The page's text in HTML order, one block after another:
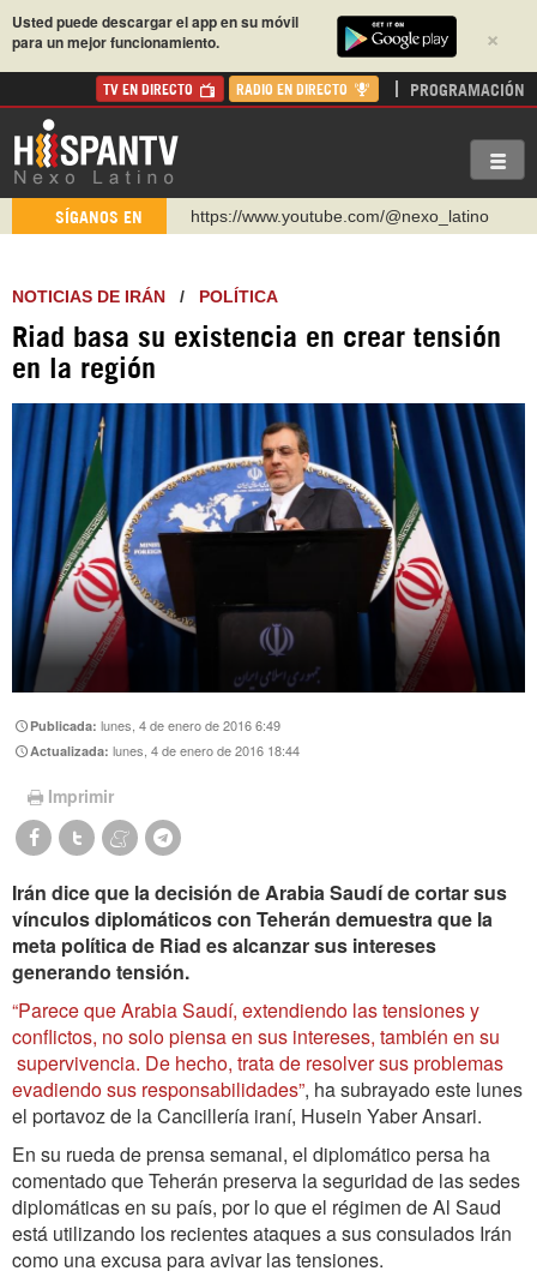
×
Usted puede descargar el app en su móvil
para un mejor funcionamiento.
TV EN DIRECTO RADIO EN DIRECTO PROGRAMACIÓN
SÍGANOS EN
https://www.youtube.com/@nexo_latino
https://t.me/hispantvcanal
https://urmedium.com/c/hispantv
https://www.facebook.com/Nexolatino.Canal
NOTICIAS DE IRÁN / POLÍTICA
Riad basa su existencia en crear tensión
en la región
Publicada:lunes, 4 de enero de 2016 6:49
Actualizada:lunes, 4 de enero de 2016 18:44
Imprimir
Irán dice que la decisión de Arabia Saudí de cortar sus
vínculos diplomáticos con Teherán demuestra que la
meta política de Riad es alcanzar sus intereses
generando tensión.
“Parece que Arabia Saudí, extendiendo las tensiones y
conflictos, no solo piensa en sus intereses, también en su
supervivencia. De hecho, trata de resolver sus problemas
evadiendo sus responsabilidades”, ha subrayado este lunes
el portavoz de la Cancillería iraní, Husein Yaber Ansari.
En su rueda de prensa semanal, el diplomático persa ha
comentado que Teherán preserva la seguridad de las sedes
diplomáticas en su país, por lo que el régimen de Al Saud
está utilizando los recientes ataques a sus consulados Irán
como una excusa para avivar las tensiones.